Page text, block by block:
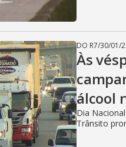
DO R7/30/01/
Às
álcool
Dia
Trânsito